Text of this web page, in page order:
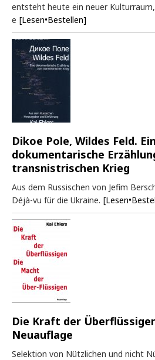
entsteht heute ein neuer Kulturraum,
e [Lesen•Bestellen]
Dikoe Pole, Wildes Feld.
dokumentarische
transnistrischen Krieg
Aus dem Russischen von Jefim
Déjà-vu für die Ukraine.
Die Kraft der
Neuauflage
Selektion von Nützlichen und nicht